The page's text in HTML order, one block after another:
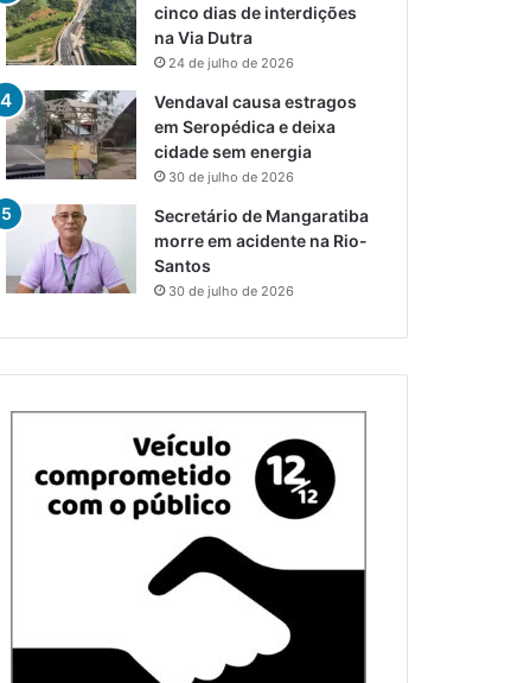
cinco dias de interdições
na Via Dutra
24 de julho de 2026
Vendaval causa estragos
em Seropédica e deixa
cidade sem energia
30 de julho de 2026
Secretário de Mangaratiba
morre em acidente na Rio-
Santos
30 de julho de 2026